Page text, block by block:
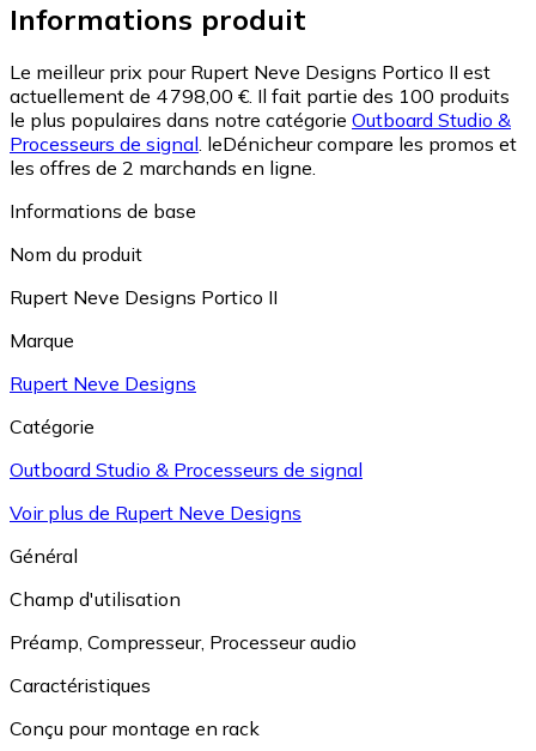
Informations produit
Le meilleur prix pour Rupert Neve Designs Portico II est
actuellement de 4 798,00 €. Il fait partie des 100 produits
le plus populaires dans notre catégorie Outboard Studio &
Processeurs de signal. leDénicheur compare les promos et
les offres de 2 marchands en ligne.
Informations de base
Nom du produit
Rupert Neve Designs Portico II
Marque
Rupert Neve Designs
Catégorie
Outboard Studio & Processeurs de signal
Voir plus de Rupert Neve Designs
Général
Champ d'utilisation
Préamp, Compresseur, Processeur audio
Caractéristiques
Conçu pour montage en rack